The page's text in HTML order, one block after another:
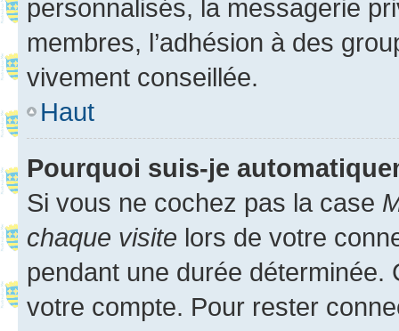
personnalisés, la messagerie
membres, l’adhésion à des
vivement conseillée.
Haut
Pourquoi suis-je
Si vous ne cochez pas la case
chaque visite lors de votre
pendant une durée déterminée.
votre compte. Pour rester